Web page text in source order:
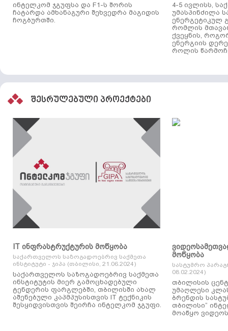
ინტელკომ ჯგუფსა და F1-ს შორის
ჩატარდა ამხანაგური შეხვედრა მაგიდის
ჩოგბურთში.
4-5 ივლისს,
უმასპინძილა
ენერგეტიკულ
რომლის
ქვეყნის,
ენერგიის
როლის
შესრულებული პროექტები
IT ინფრასტრუქტურის მოწყობა
საქართველოს საზოგადოებრივ საქმეთა
ინსტიტუტი - ჯიპა (თბილისი, 21.06.2024)
საქართველოს საზოგადოებრივ საქმეთა
ინსტიტუტის მიერ გამოცხადებული
ტენდერის ფარგლებში, თბილისში ახალ
აშენებული კაპმპუსისთვის IT ტექნიკის
შესყიდვისთვის შეირჩა ინტელკომ ჯგუფი.
მოწყობა
სასტუმრო
08.02.2024)
თბილისის
უმაღლესი
ბრენდის
თბილისი“
მოაწყო